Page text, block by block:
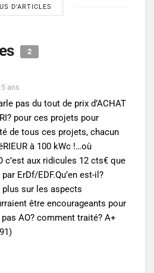
D'ARTICLES
2
ans
pas du tout de prix d’ACHAT
pour ces projets pour
de tous ces projets, chacun
à 100 kWc !…où
c’est aux ridicules 12 cts€ que
ErDf/EDF.Qu’en est-il?
sur les aspects
être encourageants pour
AO? comment traité? A+